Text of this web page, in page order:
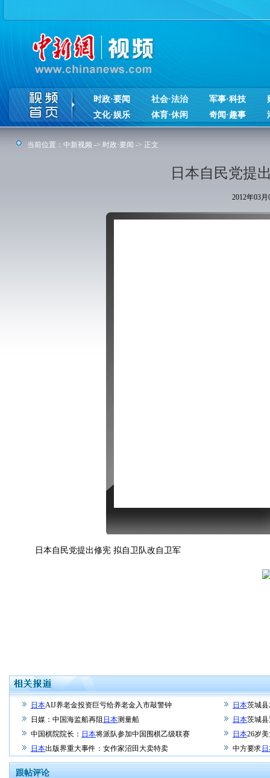
时政·要闻 社会·法治 军事·科技
文化·娱乐
体育·休闲 奇闻·趣事
当前位置： 中新视频 -> 时政·要闻 -> 正文
日本自民党提
2012年03
日本自民党提出修宪 拟自卫队改自卫军
日本AIJ养老金投资巨亏给养老金入市敲警钟 日本茨城
日媒：中国海监船再阻 日本测量船 日本茨城
中国棋院院长： 日本将派队参加中国围棋乙级联赛 日本26岁
日本出版界重大事件：女作家沼田大卖特卖 中方要求
跟帖评论